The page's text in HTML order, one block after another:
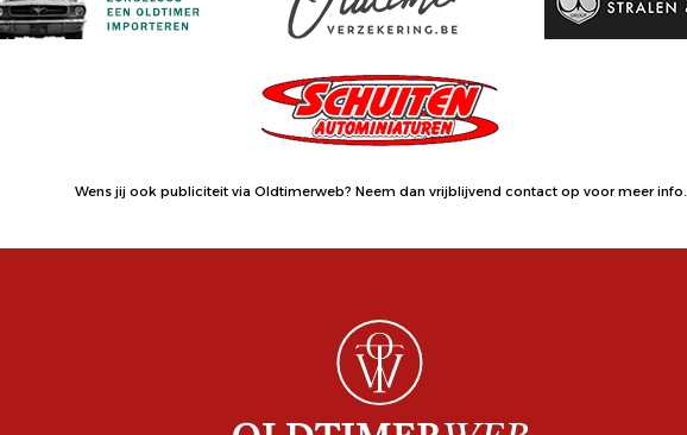
Wens jij ook publiciteit via Oldtimerweb? Neem dan vrijblijvend contact op voor meer info.